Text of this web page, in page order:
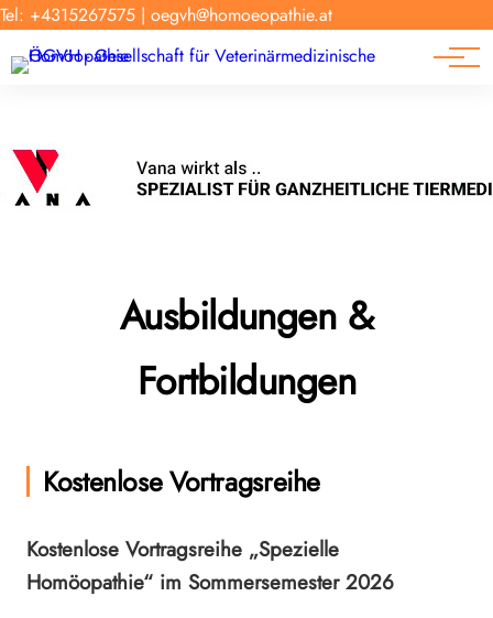
Tel: +4315267575 | oegvh@homoeopathie.at
Tierarzt-Suche
Forschung
News
Ausbildungen &
Fortbildungen
Kostenlose Vortragsreihe
Kostenlose Vortragsreihe „Spezielle
Homöopathie“ im Sommersemester 2026